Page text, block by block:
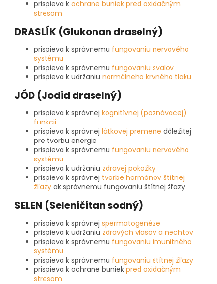
prispieva k ochrane buniek pred oxidačným
stresom
DRASLÍK (Glukonan draselný)
prispieva k správnemu fungovaniu nervového
systému
prispieva k správnemu fungovaniu svalov
prispieva k udržaniu normálneho krvného tlaku
JÓD (Jodid draselný)
prispieva k správnej kognitívnej (poznávacej)
funkcii
prispieva k správnej látkovej premene dôležitej
pre tvorbu energie
prispieva k správnemu fungovaniu nervového
systému
prispieva k udržaniu zdravej pokožky
prispieva k správnej tvorbe hormónov štítnej
žľazy ak správnemu fungovaniu štítnej žľazy
SELEN (Seleničitan sodný)
prispieva k správnej spermatogenéze
prispieva k udržaniu zdravých vlasov a nechtov
prispieva k správnemu fungovaniu imunitného
systému
prispieva k správnemu fungovaniu štítnej žľazy
prispieva k ochrane buniek pred oxidačným
stresom